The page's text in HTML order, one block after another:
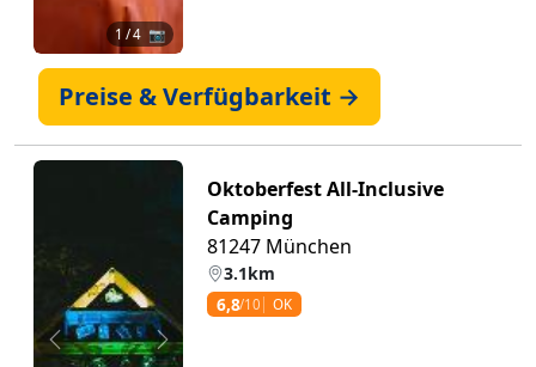
1 / 4 📷
Preise & Verfügbarkeit →
Zurück Weiter
Oktoberfest All-Inclusive
Camping
81247 München
3.1km
6,8/10 OK